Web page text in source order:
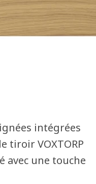
intégrées
tiroir VOXTORP
avec une touche